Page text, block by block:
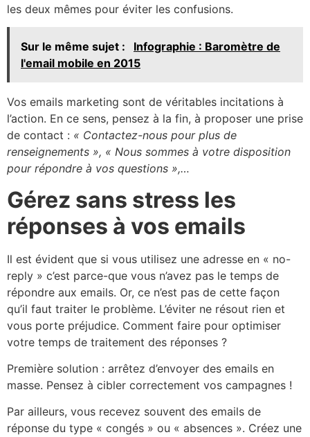
les deux mêmes pour éviter les confusions.
Sur le même sujet :
Infographie : Baromètre de
l'email mobile en 2015
Vos emails marketing sont de véritables incitations à
l’action. En ce sens, pensez à la fin, à proposer une prise
de contact : « Contactez-nous pour plus de
renseignements », « Nous sommes à votre disposition
pour répondre à vos questions »,…
Gérez sans stress les
réponses à vos emails
Il est évident que si vous utilisez une adresse en « no-
reply » c’est parce-que vous n’avez pas le temps de
répondre aux emails. Or, ce n’est pas de cette façon
qu’il faut traiter le problème. L’éviter ne résout rien et
vous porte préjudice. Comment faire pour optimiser
votre temps de traitement des réponses ?
Première solution : arrêtez d’envoyer des emails en
masse. Pensez à cibler correctement vos campagnes !
Par ailleurs, vous recevez souvent des emails de
réponse du type « congés » ou « absences ». Créez une